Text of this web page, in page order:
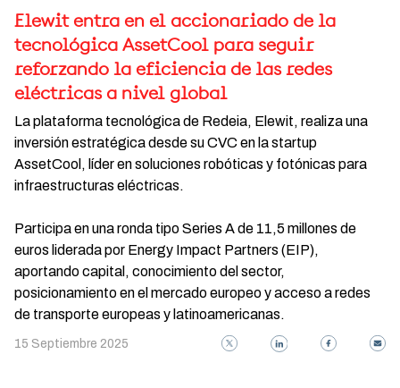
Elewit entra en el accionariado de la
tecnológica AssetCool para seguir
reforzando la eficiencia de las redes
eléctricas a nivel global
La plataforma tecnológica de Redeia, Elewit, realiza una
inversión estratégica desde su CVC en la startup
AssetCool, líder en soluciones robóticas y fotónicas para
infraestructuras eléctricas.
Participa en una ronda tipo Series A de 11,5 millones de
euros liderada por Energy Impact Partners (EIP),
aportando capital, conocimiento del sector,
posicionamiento en el mercado europeo y acceso a redes
de transporte europeas y latinoamericanas.
15 Septiembre 2025